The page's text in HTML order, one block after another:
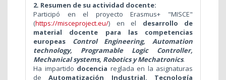
2. Resumen de su actividad docente:
Participó en el proyecto Erasmus+ "MISCE"
(https://misceproject.eu/) en el desarrollo de
material docente para las competencias
europeas Control Engineering, Automation
technology, Programable Logic Controller,
Mechanical systems, Robotics y Mechatronics.
Ha impartido docencia reglada en la asignaturas
deAutomatización Industrial, Tecnología